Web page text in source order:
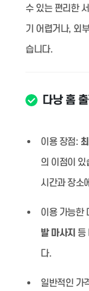
수 있는 편리한
기 어렵거나, 외
습니다.
다낭 홈
이용 장점:
의 이점이
시간과 장소
이용 가능한
발 마사지 등
다.
일반적인 가